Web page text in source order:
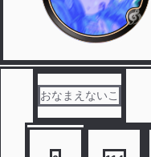
おなまえないこ